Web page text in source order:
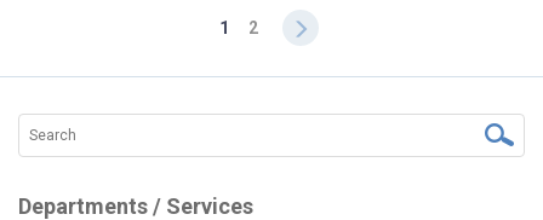
1 2
Departments / Services